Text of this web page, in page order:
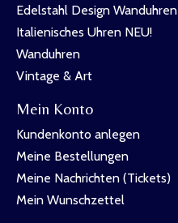
Edelstahl Design Wanduhren
Italienisches Uhren NEU!
Wanduhren
Vintage & Art
Mein Konto
Kundenkonto anlegen
Meine Bestellungen
Meine Nachrichten (Tickets)
Mein Wunschzettel